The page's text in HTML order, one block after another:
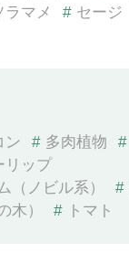
ラマメ # セージ
ン # 多肉植物 #
リップ
（ノビル系） #
木） # トマト